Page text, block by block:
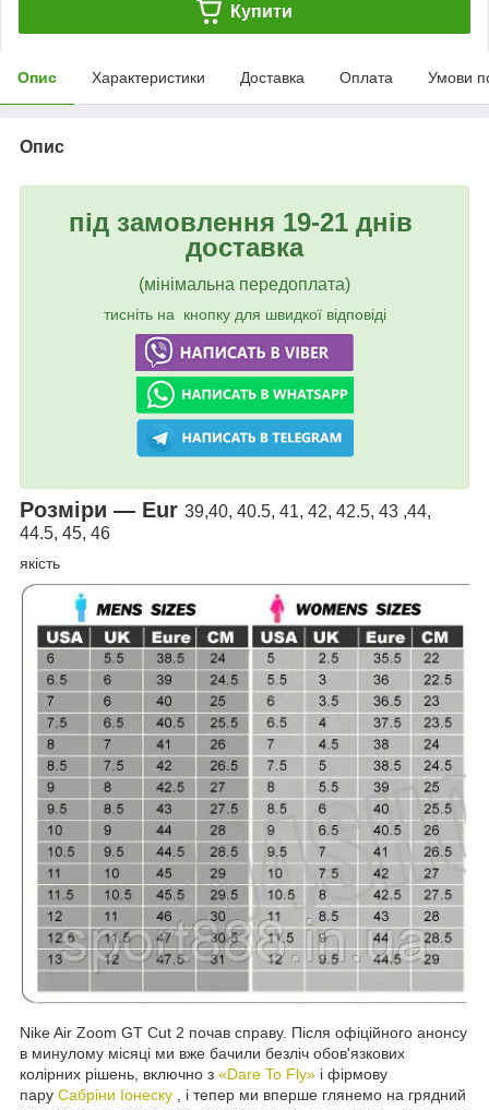
Купити
Опис Характеристики Доставка Оплата Умови
Опис
під замовлення 19-21 днів
доставка
(мінімальна передоплата)
тисніть на кнопку для швидкої відповіді
Розміри — Eur 39,40, 40.5, 41, 42, 42.5, 43 ,44,
44.5, 45, 46
якість
Nike Air Zoom GT Cut 2 почав справу. Після офіційного анонсу
в минулому місяці ми вже бачили безліч обов'язкових
колірних рішень, включно з «Dare To Fly» і фірмову
пару Сабріни Іонеску , і тепер ми вперше глянемо на грядний